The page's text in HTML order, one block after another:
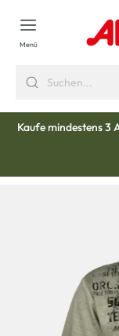
springen
Menü
Kaufe mindestens 3